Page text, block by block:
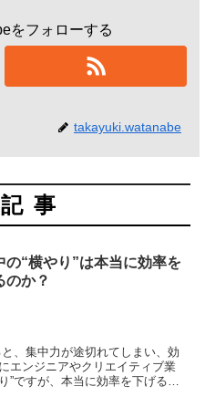
をフォローする
takayuki.watanabe
事
の“横やり”は本当に効率を
のか？
、集中力が途切れてしまい、効
エンジニアやクリエイティブ業
”ですが、本当に効率を下げるの